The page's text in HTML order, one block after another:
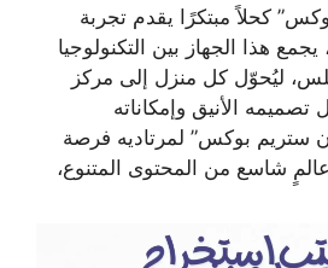
كحلاً مبتكرًا يقدم تجربة
هذا الجهاز بين التكنولوجيا
ليُحوّل كل منزل إلى مركز
الأنيق وإمكاناته
ستريم بوكس” لمرتاديه فرصة
شاسع من المحتوى المتنوع،